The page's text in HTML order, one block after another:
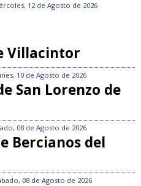
12 de Agosto de 2026
Villacintor
10 de Agosto de 2026
San Lorenzo de
08 de Agosto de 2026
Bercianos del
08 de Agosto de 2026